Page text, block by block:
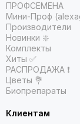
ПРОФСЕМЕНА
Мини-Проф
Производители
Новинки ❇️
Комплекты
Хиты ✅
РАСПРОДАЖА ❗️
Цветы 💐
Биопрепараты
Клиентам